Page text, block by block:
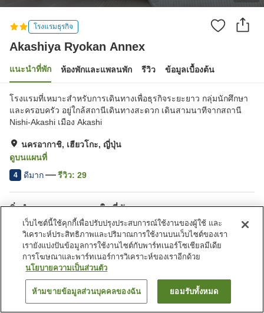
โรงแรมธุรกิจ
Akashiya Ryokan Annex
แนะนำที่พัก ห้องพักและแพลนพัก รีวิว ข้อมูลเบื้องต้น
โรงแรมที่เหมาะสำหรับการเดินทางเพื่อธุรกิจระยะยาว กลุ่มนักศึกษา
และครอบครัว อยู่ใกล้สถานีเดินทางสะดวก เดินสามนาทีจากสถานี
Nishi-Akashi เมือง Akashi
นครอากาชิ, เฮียวโกะ, ญี่ปุ่น
ดูบนแผนที่
4 ดีมาก รีวิว: 29
สิ่งอำนวยความสะดวกในที่พัก
Wi-Fi
ตู้จำหน่ายอัตโนมัติ
ตู้กรอกน้ำ
ห้องจัดเลี้ยง
หน้าแรก ญี่ปุ่น เฮียวโกะ
ค้นหาห้องพัก
เว็บไซต์นี้ใช้คุกกี้เพื่อปรับปรุงประสบการณ์ใช้งานของผู้ใช้ และ
วิเคราะห์ประสิทธิภาพและปริมาณการใช้งานบนเว็บไซต์ของเรา
เรายังแบ่งปันข้อมูลการใช้งานไซต์กับพาร์ทเนอร์โซเชียลมีเดีย
การโฆษณาและพาร์ทเนอร์การวิเคราะห์ของเราอีกด้วย
นโยบายความเป็นส่วนตัว
ห้ามขายข้อมูลส่วนบุคคลของฉัน ยอมรับทั้งหมด